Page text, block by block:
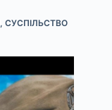
, СУСПІЛЬСТВО